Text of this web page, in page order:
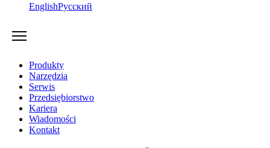
EnglishРусский
Produkty
Narzędzia
Serwis
Przedsiębiorstwo
Kariera
Wiadomości
Kontakt